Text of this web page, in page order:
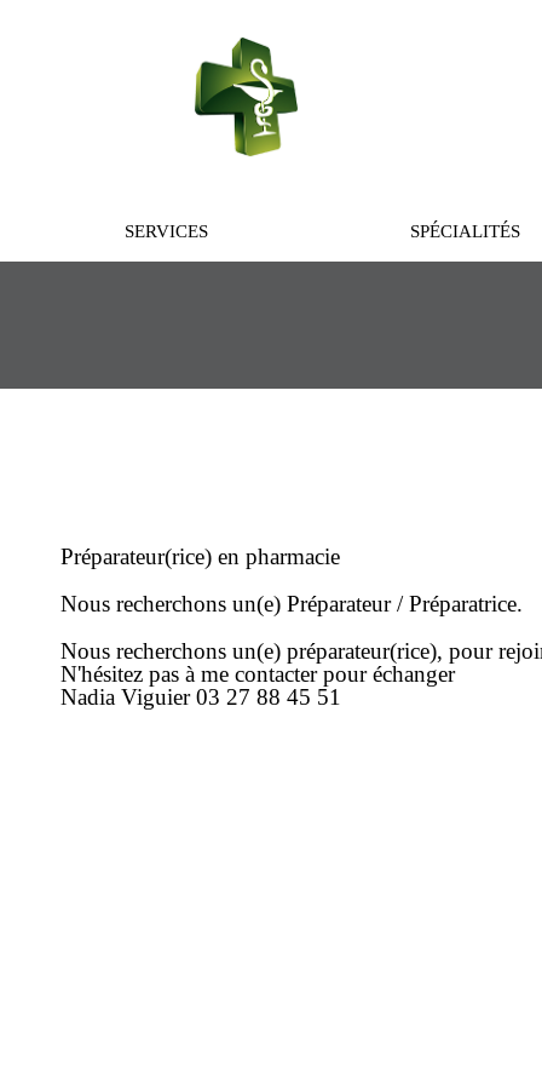
SERVICES SPÉCIALITÉS
Préparateur(rice) en pharmacie
Nous recherchons un(e) Préparateur / Préparatrice.
Nous recherchons un(e) préparateur(rice), pour
N'hésitez pas à me contacter pour échanger
Nadia Viguier 03 27 88 45 51